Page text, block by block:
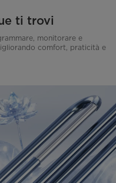
ti trovi
monitorare e
comfort, praticità e